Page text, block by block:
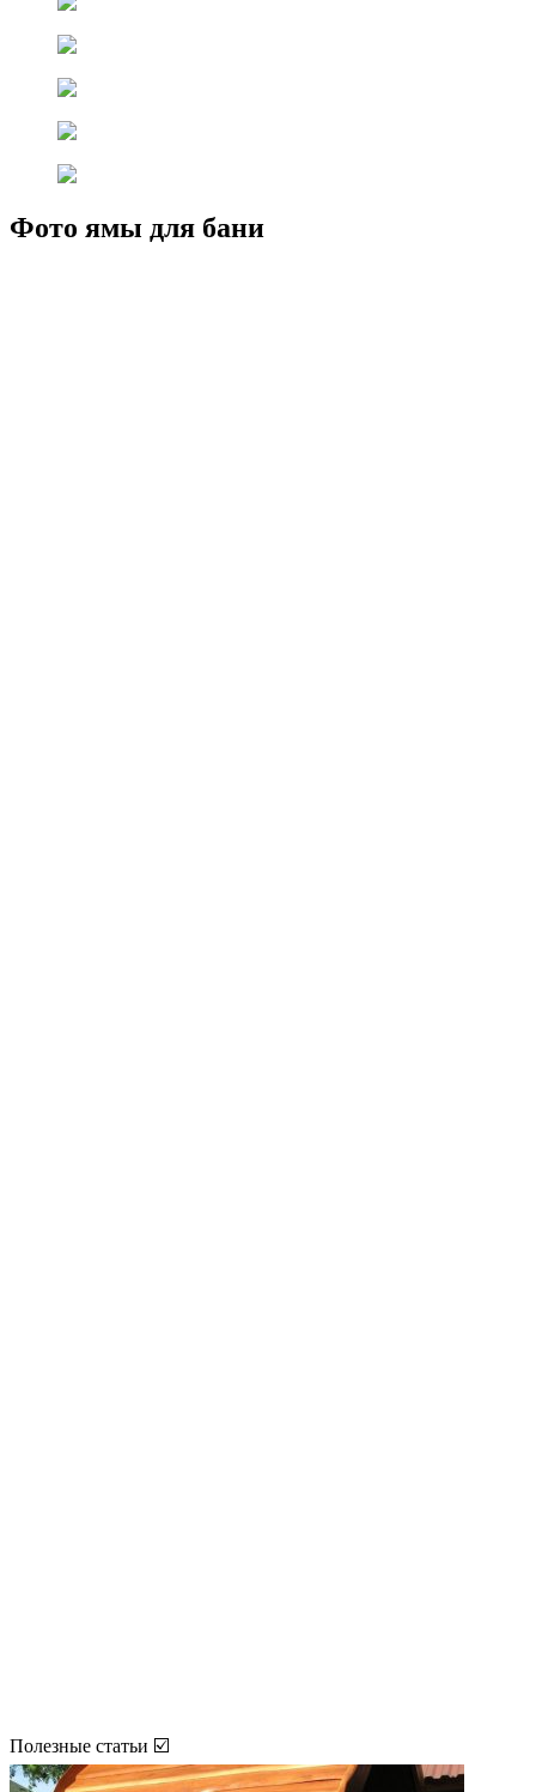
Фото ямы для бани
Полезные статьи ☑️